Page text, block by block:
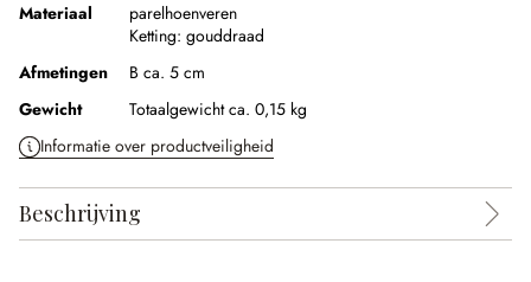
Materiaal
parelhoenveren
Ketting: gouddraad
Afmetingen
B ca. 5 cm
Gewicht
Totaalgewicht ca. 0,15 kg
Informatie over productveiligheid
Beschrijving